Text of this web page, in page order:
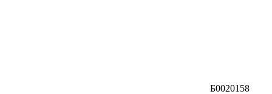
Б0020158